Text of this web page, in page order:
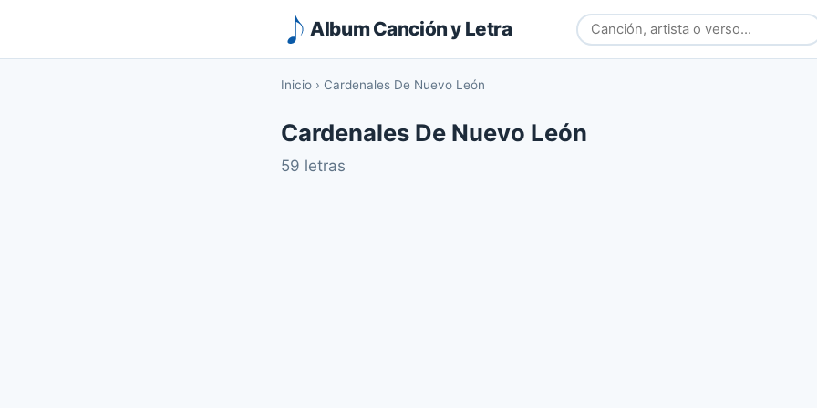
Album Canción y Letra
Inicio › Cardenales De Nuevo León
Cardenales De Nuevo León
59 letras